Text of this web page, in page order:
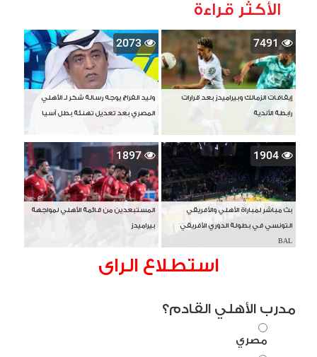
الأكثر قراءة
7491
إيقافات الزمالك وبيراميدز بعد قرارات
رابطة الأندية
2073
وليد الفراج يوجه رسالة شكر لـ الأهلي
المصري بعد تعديل تهنئة بطل آسيا
1904
بث مباشر لمباراة الأهلي والأفريقي
التونسي في بطولة الدوري الأفريقي
BAL
1897
المستبعدين من قائمة الأهلي لمواجهة
بيراميدز
استطلاع الراى
مدرب الأهلي القادم؟
مصري